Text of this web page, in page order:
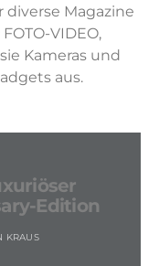
Magazine
VIDEO,
Kameras und
aus.
Edition
KRAUS